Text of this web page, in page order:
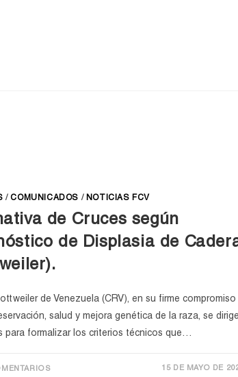
/COMUNICADOS / NOTICIAS FCV
de Cruces según
de Displasia de
de Venezuela (CRV), en su firme compromiso
salud y mejora genética de la raza, se
para formalizar los criterios técnicos que…
15 DE MAYO DE